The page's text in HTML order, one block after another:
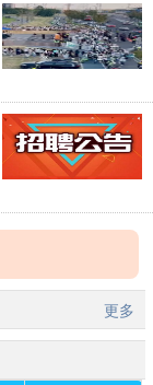
更多